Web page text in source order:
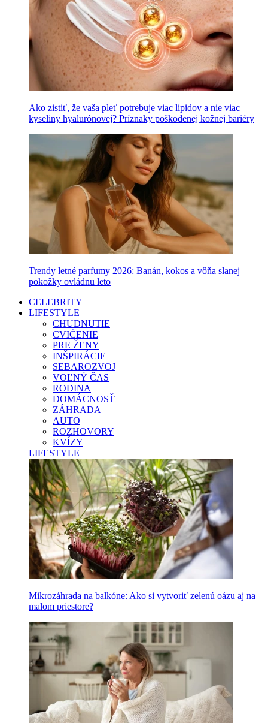
Ako zistiť, že vaša pleť potrebuje viac lipidov a nie viac
kyseliny hyalurónovej? Príznaky poškodenej kožnej bariéry
Trendy letné parfumy 2026: Banán, kokos a vôňa slanej
pokožky ovládnu leto
CELEBRITY
LIFESTYLE
CHUDNUTIE
CVIČENIE
PRE ŽENY
INŠPIRÁCIE
SEBAROZVOJ
VOĽNÝ ČAS
RODINA
DOMÁCNOSŤ
ZÁHRADA
AUTO
ROZHOVORY
KVÍZY
LIFESTYLE
Mikrozáhrada na balkóne: Ako si vytvoriť zelenú oázu aj na
malom priestore?